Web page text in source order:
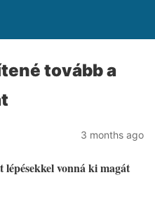
tovább a
3 months ago
vonná ki magát